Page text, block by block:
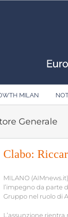
MILAN
Generale
Clabo:
MILANO
l’impegno da parte
Gruppo nel ruolo di
L’assunzione